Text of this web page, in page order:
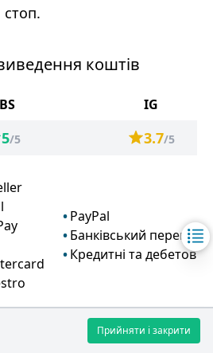
коштів
IG
5/5 3.7/5
PayPal
Банківський переказ
Кредитні та дебетові
Прийняти і закрити